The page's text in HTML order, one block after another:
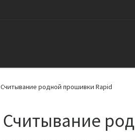
Считывание родной прошивки Rapid
Считывание